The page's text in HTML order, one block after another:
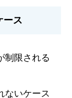
ース
制限される
ないケース